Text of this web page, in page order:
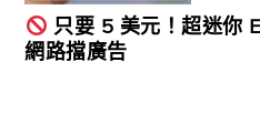
只要 5 美元！超迷你
網路擋廣告